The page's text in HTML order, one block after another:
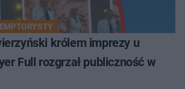
królem imprezy u
Full rozgrzał publiczność w